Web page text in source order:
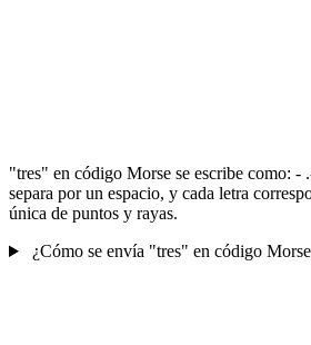
"tres" en código Morse se escribe como: -
separa por un espacio, y cada letra
única de puntos y rayas.
¿Cómo se envía "tres" en código